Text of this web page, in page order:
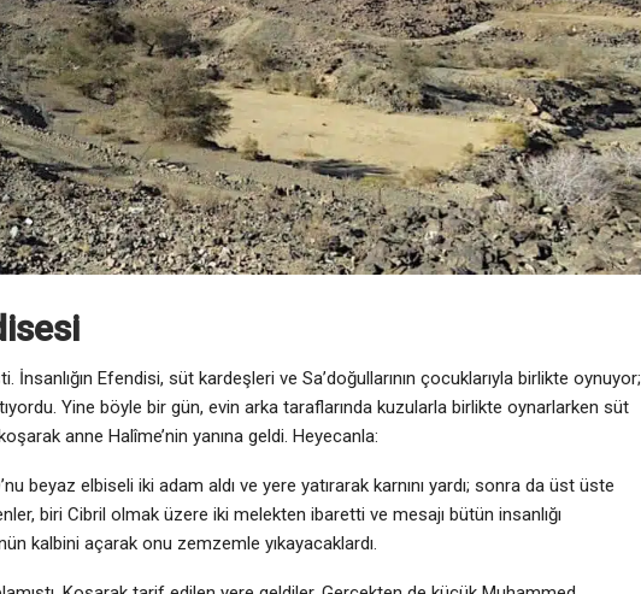
Efendisi, süt kardeşleri ve Sa’doğullarının çocuklarıyla birlikte oynuyor;
Yine böyle bir gün, evin arka taraflarında kuzularla birlikte oynarlarken süt
anne Halîme’nin yanına geldi. Heyecanla:
beyaz elbiseli iki adam aldı ve yere yatırarak karnını yardı; sonra da üst üste
biri Cibril olmak üzere iki melekten ibaretti ve mesajı bütün insanlığı
kalbini açarak onu zemzemle yıkayacaklardı.